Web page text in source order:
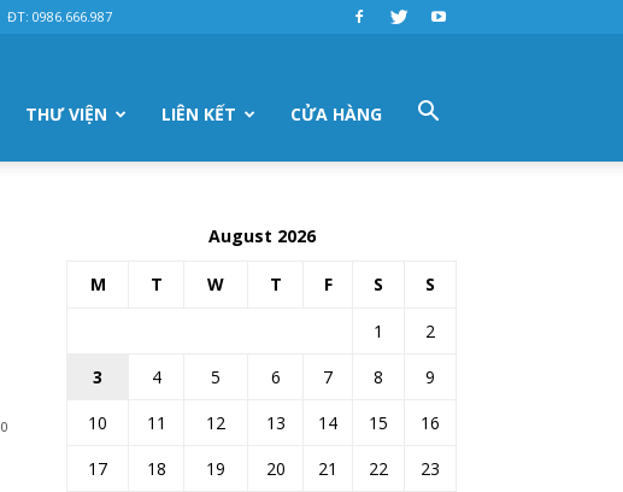
ĐT: 0986.666.987
THƯ VIỆN LIÊN KẾT CỬA HÀNG
0
August 2026
M T W T F S S
1
2
3
4 5 6 7 8
9
10
11 12 13 14 15
16
17
18 19 20 21 22
23